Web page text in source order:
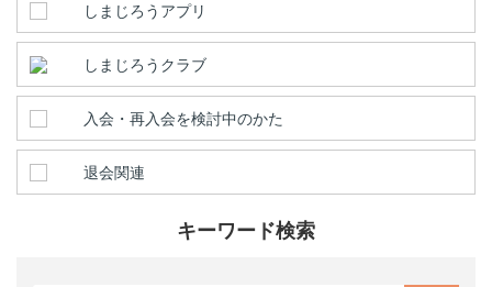
しまじろうアプリ
しまじろうクラブ
入会・再入会を検討中のかた
退会関連
キーワード検索